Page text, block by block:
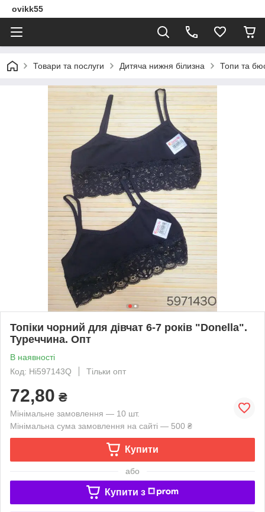
ovikk55
Товари та послуги Дитяча нижня білизна Топи та
Топіки чорний для дівчат 6-7 років "Donella".
Туреччина. Опт
В наявності
Код: Ні597143Q
Тільки опт
72,80 ₴
Мінімальне замовлення — 10 шт.
Мінімальна сума замовлення на сайті — 500 ₴
Купити
або
Купити з